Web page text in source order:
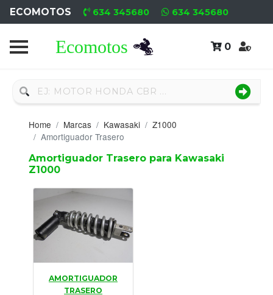
ECOMOTOS 634 345680 634 345680
0
Home
Nuevo
Neumáticos
Campa
Motores
Nuevos
Motores
Usados
Tasaciones
Home Marcas Kawasaki
Z1000
Amortiguador Trasero
Amortiguador Trasero para Kawasaki
Z1000
AMORTIGUADOR
TRASERO